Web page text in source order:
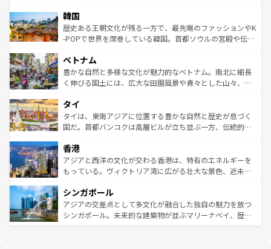
ワイを、存分に味わってほしい。 なお、新着のハワイ情報
はコンテンツ一覧を参照してほしい。
いる。アクティビティも充実しており、サーフィンやダイ
ビング、ハイキングなど、アウトドア好きにはたまらな
い。オーストラリアの多彩な魅力を存分に味わいつくそ
参照してほしい。
ン）、静ひつな山岳地帯である台湾東部など、都市の喧騒
と山間の静けさが共存しており、訪れる人に新しい発見と
驚きをもたらしてくれる。また、奥深い台湾の食文化も魅
容にもいいと評判のスイーツなど、バラエティ豊かな料理
が味わえる。 なお、新着の台湾情報は コンテンツ一覧を参
照してほしい。
韓国
歴史ある王朝文化が残る一方で、最先端のファッションやK
-POPで世界を席巻している韓国。首都ソウルの宮殿や伝統
き、地方に足を延ばせば四季折々の自然美を楽しむことが
できる。そして、キムチや焼肉、絶品のストリートフード
まで、さまざまな韓国料理が待っている。夜には、韓国な
リティに包まれながら、韓国の多彩な魅力を心ゆくまで味
わってみてほしい。 なお、新着の韓国情報はコンテンツ一
覧を参照してほしい。
ベトナム
豊かな自然と多様な文化が魅力的なベトナム。南北に細長
く伸びる国土には、広大な田園風景や青々とした山々、世
急速な発展と共に伝統が息づく。ハノイの古い町並みやホ
ーチミン市のフランス統治時代の建物も、独特の雰囲気を
醸し出している。また、バラエティの豊かさとおいしさで
とつ。フォーやバインミー、ベトナムコーヒーなどは、ぜ
ひ現地で味わいたい。どの地域を訪れてもあたたかい人々
が旅行者を迎えてくれるので、きっと忘れられない旅にな
参照してほしい。
タイ
タイは、東南アジアに位置する豊かな自然と歴史が息づく
国だ。首都バンコクは高層ビルが立ち並ぶ一方、伝統的な
の活気が交差している。北部ではチェンマイなどの山岳地
帯で自然と触れ合い、南部ではプーケットやクラビの美し
いビーチでリゾート気分を楽しむことができる。タイ料理
激する。気候は一年中温暖で、どの季節にも異なる楽しみ
が待っている。親しみやすいタイの人々、仏教を中心とし
た文化、そして多様な観光資源が、訪れる旅人を魅了し続
香港
アジアと西洋の文化が交わる香港は、特有のエネルギーを
もっている。ヴィクトリア湾に広がる壮大な景色、近未来
み、どこを訪れても感動するはず。観光スポットが密集し
ており、効率よく見どころを回れるのも魅力。息をのむよ
うな絶景から文化的な体験まで、香港を存分に楽しみ尽く
シンガポール
アジアの交差点として多文化が融合した独自の魅力を放つ
シンガポール。未来的な建築物が並ぶマリーナベイ、歴史